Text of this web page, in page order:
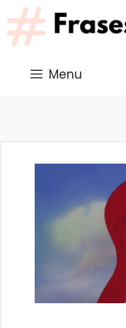
Saltar
al
contenido
Menu